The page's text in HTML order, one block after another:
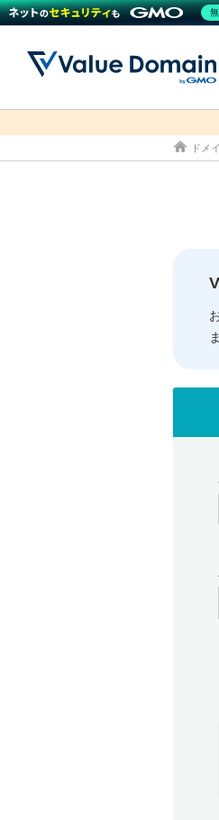
ドメイン
レンタルサ
セキュリティ
サービス ドメ